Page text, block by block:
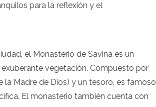
para la reflexión y el
el Monasterio de Savina es un
vegetación. Compuesto por
la Madre de Dios) y un tesoro, es famoso
El monasterio también cuenta con